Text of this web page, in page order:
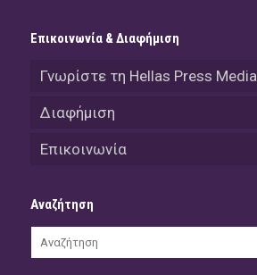
Επικοινωνία & Διαφήμιση
Γνωρίστε τη Hellas Press Media
Διαφήμιση
Επικοινωνία
Αναζήτηση